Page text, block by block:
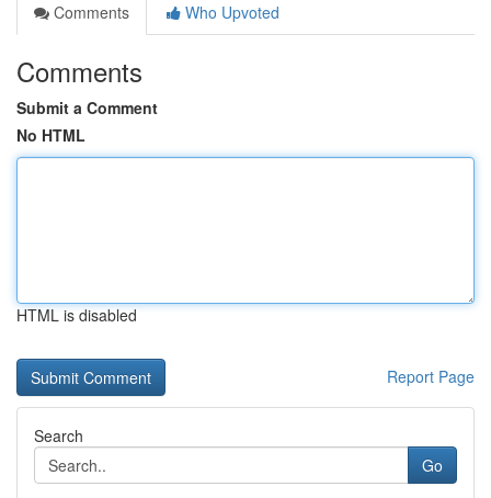
Comments
Who Upvoted
Comments
Submit a Comment
No HTML
HTML is disabled
Report Page
Search
Go